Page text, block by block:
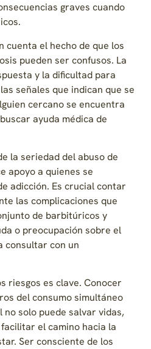
graves cuando
cuenta el hecho de que los
pueden ser confusos. La
y la dificultad para
señales que indican que se
cercano se encuentra
ayuda médica de
la seriedad del abuso de
apoyo a quienes se
adicción. Es crucial contar
las complicaciones que
de barbitúricos y
o preocupación sobre el
consultar con un
riesgos es clave. Conocer
del consumo simultáneo
solo puede salvar vidas,
el camino hacia la
Ser consciente de los